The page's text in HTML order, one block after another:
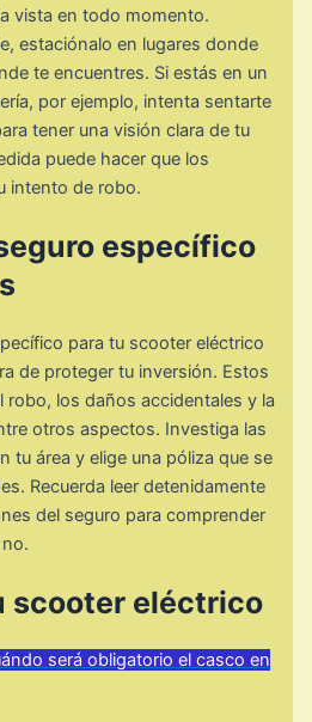
vista en todo momento.
estaciónalo en lugares donde
te encuentres. Si estás en un
por ejemplo, intenta sentarte
tener una visión clara de tu
puede hacer que los
intento de robo.
específico
para tu scooter eléctrico
de proteger tu inversión. Estos
robo, los daños accidentales y la
otros aspectos. Investiga las
tu área y elige una póliza que se
Recuerda leer detenidamente
del seguro para comprender
scooter eléctrico
será obligatorio el casco en